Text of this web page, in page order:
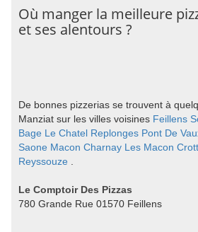
Où manger la meilleure
et ses alentours ?
De bonnes pizzerias se trouvent à
Manziat sur les villes voisines Feillens
Bage Le Chatel Replonges Pont De
Saone Macon Charnay Les Macon
Reyssouze
Le Comptoir Des Pizzas
780 Grande Rue 01570 Feillens